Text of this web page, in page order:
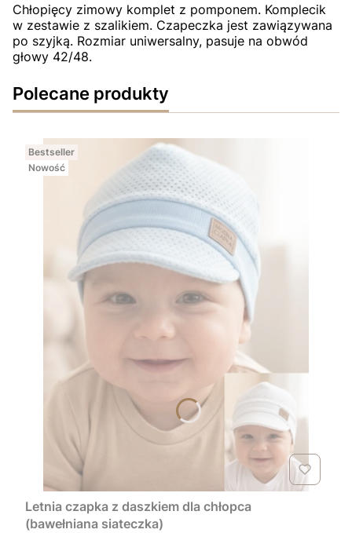
Chłopięcy zimowy komplet z pomponem. Komplecik
w zestawie z szalikiem. Czapeczka jest zawiązywana
po szyjką. Rozmiar uniwersalny, pasuje na obwód
głowy 42/48.
Polecane produkty
Bestseller
Nowość
Letnia czapka z daszkiem dla chłopca
(bawełniana siateczka)